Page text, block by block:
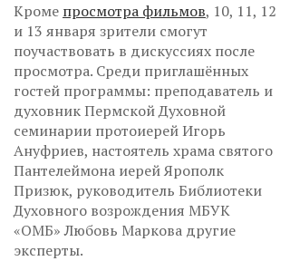
Кроме просмотра фильмов, 10, 11, 12
и 13 января зрители смогут
поучаствовать в дискуссиях после
просмотра. Среди приглашённых
гостей программы: преподаватель и
духовник Пермской Духовной
семинарии протоиерей Игорь
Ануфриев, настоятель храма святого
Пантелеймона иерей Ярополк
Призюк, руководитель Библиотеки
Духовного возрождения МБУК
«ОМБ» Любовь Маркова другие
эксперты.